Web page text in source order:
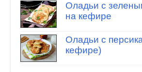
Оладьи с
на кефире
Оладьи с
кефире)